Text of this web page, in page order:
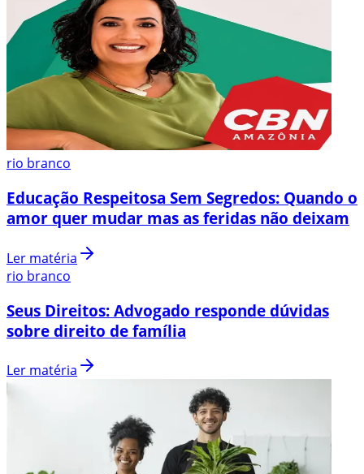
rio branco
Educação Respeitosa Sem Segredos: Quando o
amor quer mudar mas as feridas não deixam
Ler matéria
rio branco
Seus Direitos: Advogado responde dúvidas
sobre direito de família
Ler matéria